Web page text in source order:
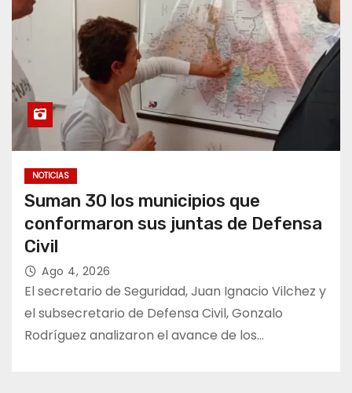
NOTICIAS
Suman 30 los municipios que
conformaron sus juntas de Defensa
Civil
Ago 4, 2026
El secretario de Seguridad, Juan Ignacio Vilchez y
el subsecretario de Defensa Civil, Gonzalo
Rodríguez analizaron el avance de los…